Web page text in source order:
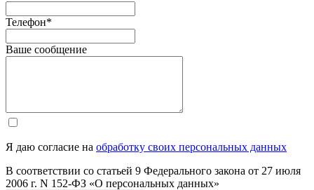
Телефон*
Ваше сообщение
Я даю согласие на обработку своих персональных данных
В соответствии со статьей 9 Федерального закона от 27 июля
2006 г. N 152-ФЗ «О персональных данных»